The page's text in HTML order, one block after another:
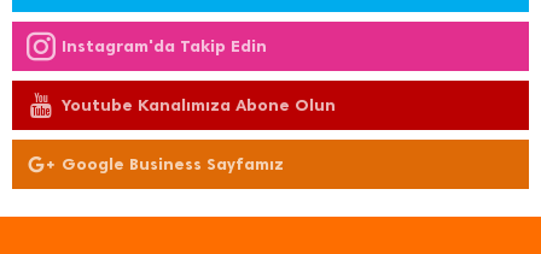
Instagram'da Takip Edin
Youtube Kanalımıza Abone Olun
Google Business Sayfamız